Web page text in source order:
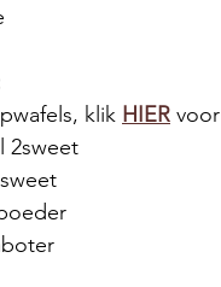
klik HIER
2sweet